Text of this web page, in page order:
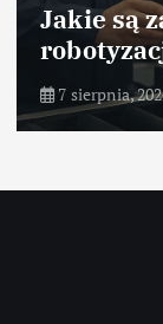
Jakie są
7 sierpnia, 2026